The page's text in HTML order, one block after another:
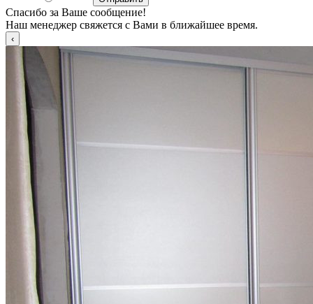
Спасибо за Ваше сообщение!
Наш менеджер свяжется с Вами в ближайшее время.